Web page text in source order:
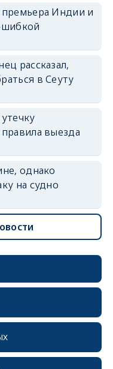
Индии и
рассказал,
в Сеуту
выезда
однако
на судно